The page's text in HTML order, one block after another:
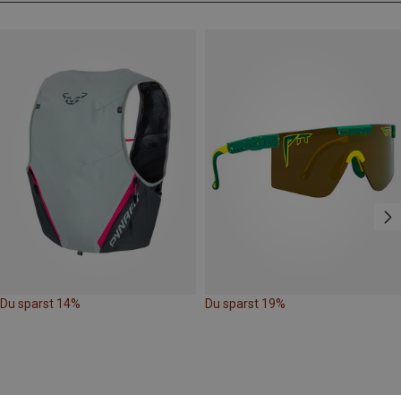
Du sparst 14% Du sparst 19%